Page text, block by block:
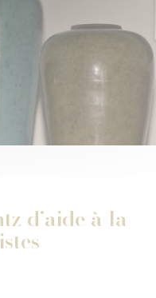
d’aide à la